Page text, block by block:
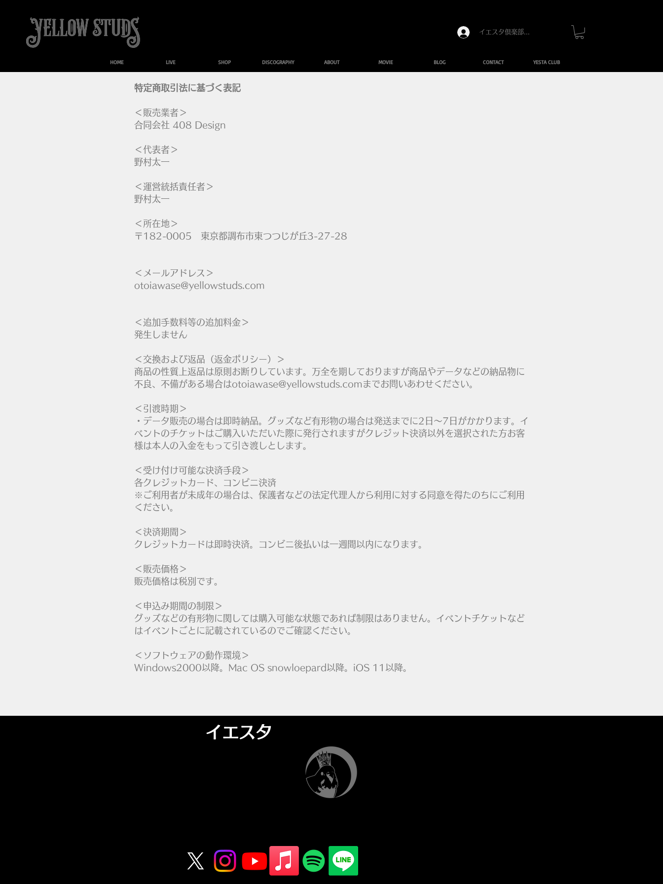
イエスタ倶楽部にログイン
HOME LIVE SHOP DISCOGRAPHY ABOUT MOVIE BLOG CONTACT YESTA CLUB
特定商取引法に基づく表記
＜販売業者＞
合同会社 408 Design
＜代表者＞
野村太一
＜運営統括責任者＞
野村太一
＜所在地＞
〒182-0005 東京都調布市東つつじが丘3-27-28
​ ＜メールアドレス＞
otoiawase@yellowstuds.com
＜追加手数料等の追加料金＞
発生しません
＜交換および返品（返金ポリシー）＞
商品の性質上返品は原則お断りしています。万全を期しておりますが商品やデータなどの納品物に
不良、不備がある場合はotoiawase@yellowstuds.comまでお問いあわせください。
＜引渡時期＞
・データ販売の場合は即時納品。グッズなど有形物の場合は発送までに2日～7日がかかります。イ
ベントのチケットはご購入いただいた際に発行されますがクレジット決済以外を選択された方お客
様は本人の入金をもって引き渡しとします。
＜受け付け可能な決済手段＞
各クレジットカード、コンビニ決済
※ご利用者が未成年の場合は、保護者などの法定代理人から利用に対する同意を得たのちにご利用
ください。
＜決済期間＞
クレジットカードは即時決済。コンビニ後払いは一週間以内になります。
＜販売価格＞
販売価格は税別です。
＜申込み期間の制限＞
グッズなどの有形物に関しては購入可能な状態であれば制限はありません。イベントチケットなど
はイベントごとに記載されているのでご確認ください。
＜ソフトウェアの動作環境＞
Windows2000以降。Mac OS snowloepard以降。iOS 11以降。
​イエスタ